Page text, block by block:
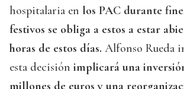
hospitalaria en los PAC durante
festivos se obliga a estos a estar
horas de estos días. Alfonso Rueda
esta decisión implicará una